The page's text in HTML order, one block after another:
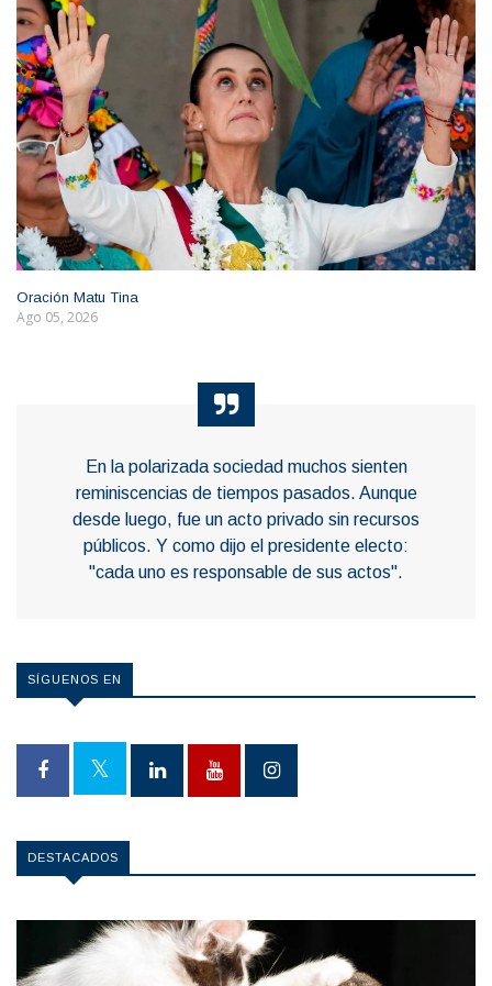
Oración Matu Tina
Ago 05, 2026
En la polarizada sociedad muchos sienten
reminiscencias de tiempos pasados. Aunque
desde luego, fue un acto privado sin recursos
públicos. Y como dijo el presidente electo:
"cada uno es responsable de sus actos".
SÍGUENOS EN
DESTACADOS